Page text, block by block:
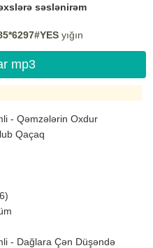
səslənirəm
yığın
mp3
- Qəmzələrin Oxdur
Qaçaq
- Dağlara Çən Düşəndə